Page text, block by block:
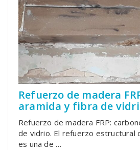
Refuerzo de madera
aramida y fibra de
Refuerzo de madera FRP:
de vidrio. El refuerzo estructural
es una de …